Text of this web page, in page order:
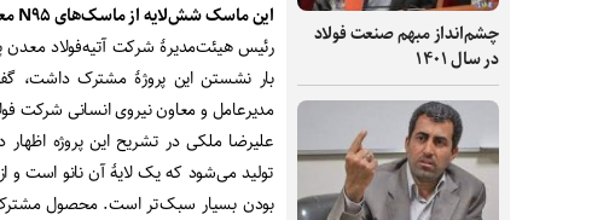
چشم‌انداز مبهم صنعت فولاد
در سال ۱۴۰۱
این ماسک شش‌لایه از ماسک‌های N۹۵
رئیس هیئت‌مدیرۀ شرکت آتیه‌فولاد معدن
بار نشستن این پروژۀ مشترک داشت،
مدیرعامل و معاون نیروی انسانی شرکت
علیرضا ملکی در تشریح این پروژه
بودن بسیار سبک‌تر است. محصول مشترک